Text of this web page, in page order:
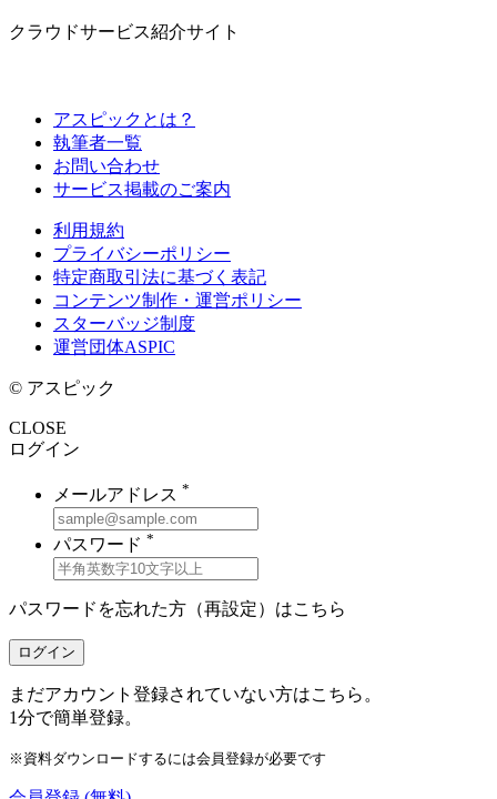
クラウドサービス紹介サイト
アスピックとは？
執筆者一覧
お問い合わせ
サービス掲載のご案内
利用規約
プライバシーポリシー
特定商取引法に基づく表記
コンテンツ制作・運営ポリシー
スターバッジ制度
運営団体ASPIC
© アスピック
CLOSE
ログイン
メールアドレス *
パスワード *
パスワードを忘れた方（再設定）はこちら
ログイン
まだアカウント登録されていない方はこちら。
1分で簡単登録。
※資料ダウンロードするには会員登録が必要です